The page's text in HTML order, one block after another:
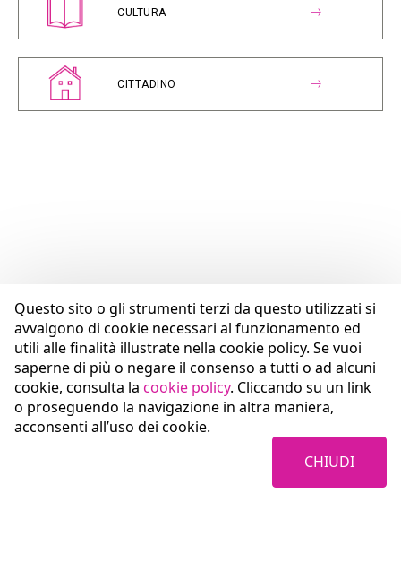
Questo sito o gli strumenti terzi da questo utilizzati si
avvalgono di cookie necessari al funzionamento ed
utili alle finalità illustrate nella cookie policy. Se vuoi
saperne di più o negare il consenso a tutti o ad alcuni
cookie, consulta la cookie policy. Cliccando su un link
o proseguendo la navigazione in altra maniera,
acconsenti all’uso dei cookie.
CHIUDI
CULTURA
CITTADINO